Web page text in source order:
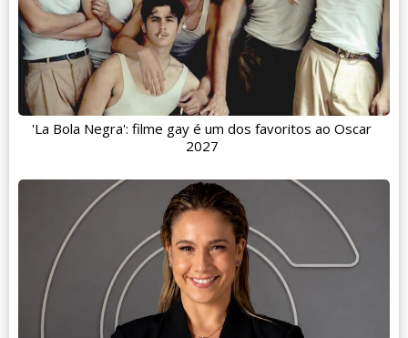
'La Bola Negra': filme gay é um dos favoritos ao Oscar
2027